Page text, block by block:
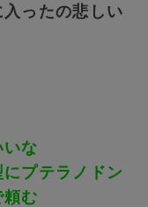
ったの悲しい
な
プテラノドン
む